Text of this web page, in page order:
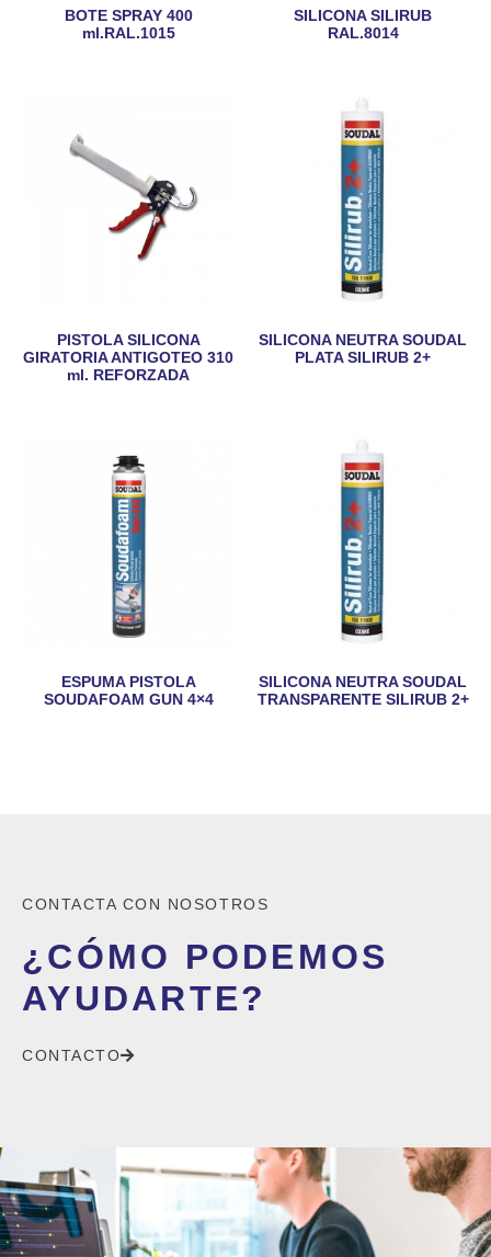
BOTE SPRAY 400
ml.RAL.1015
SILICONA SILIRUB
RAL.8014
PISTOLA SILICONA
GIRATORIA ANTIGOTEO 310
ml. REFORZADA
SILICONA NEUTRA SOUDAL
PLATA SILIRUB 2+
ESPUMA PISTOLA
SOUDAFOAM GUN 4×4
SILICONA NEUTRA SOUDAL
TRANSPARENTE SILIRUB 2+
CONTACTA CON NOSOTROS
¿CÓMO PODEMOS
AYUDARTE?
CONTACTO